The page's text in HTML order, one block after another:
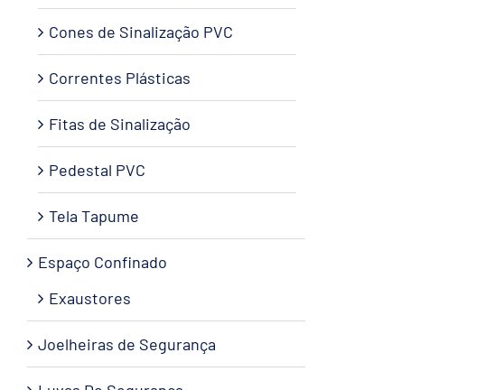
Cones de Sinalização PVC
Correntes Plásticas
Fitas de Sinalização
Pedestal PVC
Tela Tapume
Espaço Confinado
Exaustores
Joelheiras de Segurança